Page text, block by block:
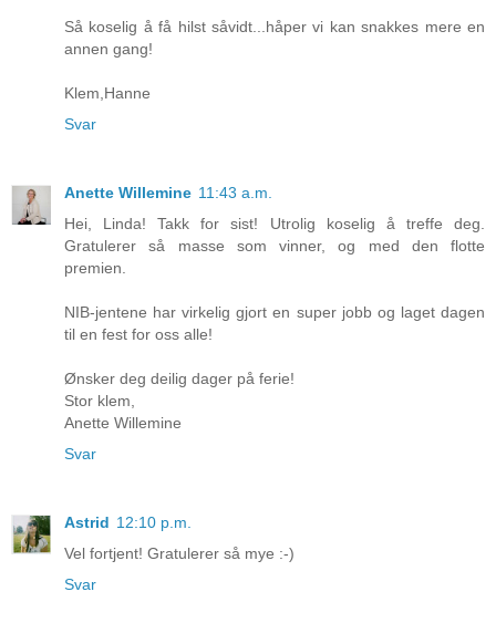
Så koselig å få hilst såvidt...håper vi kan snakkes mere en
annen gang!
Klem,Hanne
Svar
Anette Willemine 11:43 a.m.
Hei, Linda! Takk for sist! Utrolig koselig å treffe deg.
Gratulerer så masse som vinner, og med den flotte
premien.
NIB-jentene har virkelig gjort en super jobb og laget dagen
til en fest for oss alle!
Ønsker deg deilig dager på ferie!
Stor klem,
Anette Willemine
Svar
Astrid 12:10 p.m.
Vel fortjent! Gratulerer så mye :-)
Svar